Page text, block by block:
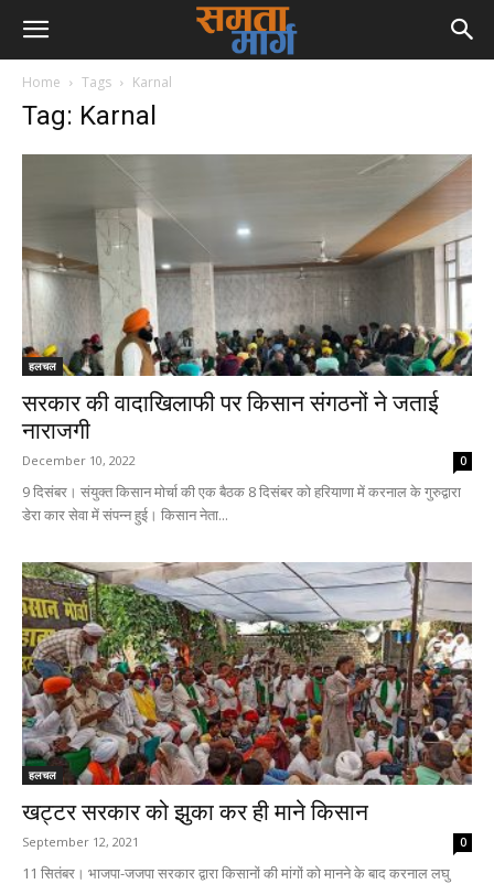
Home Tags Karnal
Tag: Karnal
हलचल
सरकार की वादाखिलाफी पर किसान संगठनों ने जताई
नाराजगी
December 10, 2022 0
9 दिसंबर। संयुक्त किसान मोर्चा की एक बैठक 8 दिसंबर को हरियाणा में करनाल के गुरुद्वारा
डेरा कार सेवा में संपन्न हुई। किसान नेता...
हलचल
खट्टर सरकार को झुका कर ही माने किसान
September 12, 2021 0
11 सितंबर। भाजपा-जजपा सरकार द्वारा किसानों की मांगों को मानने के बाद करनाल लघु